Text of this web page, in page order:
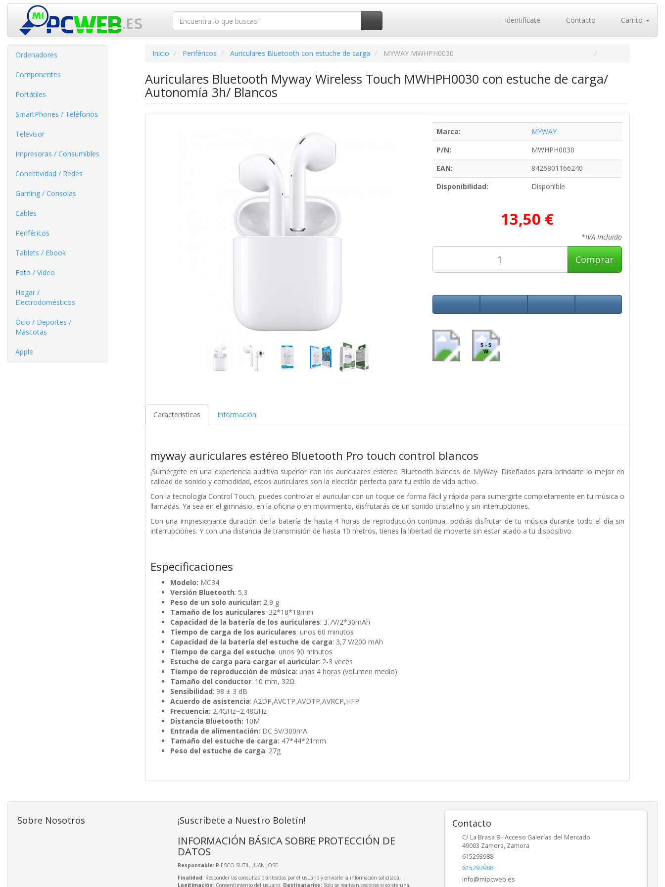
Identifícate Contacto Carrito
Ordenadores
Componentes
Portátiles
SmartPhones / Teléfonos
Televisor
Impresoras / Consumibles
Conectividad / Redes
Gaming / Consolas
Cables
Periféricos
Tablets / Ebook
Foto / Video
Hogar /
Electrodomésticos
Ocio / Deportes /
Mascotas
Apple
Inicio Periféricos Auriculares Bluetooth con estuche de carga MYWAY MWHPH0030
Auriculares Bluetooth Myway Wireless Touch MWHPH0030 con estuche de carga/
Autonomía 3h/ Blancos
Marca:
MYWAY
P/N:
MWHPH0030
EAN:
8426801166240
Disponibilidad:
Disponible
13,50 €
*IVA Incluido
Comprar
5 - 5
W
Características Información
myway auriculares estéreo Bluetooth Pro touch control blancos
¡Sumérgete en una experiencia auditiva superior con los auriculares estéreo Bluetooth blancos de MyWay! Diseñados para brindarte lo mejor en
calidad de sonido y comodidad, estos auriculares son la elección perfecta para tu estilo de vida activo.
Con la tecnología Control Touch, puedes controlar el auricular con un toque de forma fácil y rápida para sumergirte completamente en tu música o
llamadas. Ya sea en el gimnasio, en la oficina o en movimiento, disfrutarás de un sonido cristalino y sin interrupciones.
Con una impresionante duración de la batería de hasta 4 horas de reproducción continua, podrás disfrutar de tu música durante todo el día sin
interrupciones. Y con una distancia de transmisión de hasta 10 metros, tienes la libertad de moverte sin estar atado a tu dispositivo.
Especificaciones
Modelo: MC34
Versión Bluetooth: 5.3
Peso de un solo auricular: 2,9 g
Tamaño de los auriculares: 32*18*18mm
Capacidad de la batería de los auriculares: 3.7V/2*30mAh
Tiempo de carga de los auriculares: unos 60 minutos
Capacidad de la batería del estuche de carga: 3,7 V/200 mAh
Tiempo de carga del estuche: unos 90 minutos
Estuche de carga para cargar el auricular: 2-3 veces
Tiempo de reproducción de música: unas 4 horas (volumen medio)
Tamaño del conductor: 10 mm, 32ῼ
Sensibilidad: 98 ± 3 dB
Acuerdo de asistencia: A2DP,AVCTP,AVDTP,AVRCP,HFP
Frecuencia: 2.4GHz~2.48GHz
Distancia Bluetooth: 10M
Entrada de alimentación: DC 5V/300mA
Tamaño del estuche de carga: 47*44*21mm
Peso del estuche de carga: 27g
Sobre Nosotros ¡Suscríbete a Nuestro Boletín!
INFORMACIÓN BÁSICA SOBRE PROTECCIÓN DE
DATOS
Responsable: RIESCO SUTIL, JUAN JOSE
Finalidad: Responder las consultas planteadas por el usuario y enviarle la información solicitada;
Legitimación: Consentimiento del usuario; Destinatarios: Solo se realizan cesiones si existe una
Contacto
C/ La Brasa 8 - Acceso Galerías del Mercado
49003 Zamora, Zamora
615293988
615293988
info@mipcweb.es